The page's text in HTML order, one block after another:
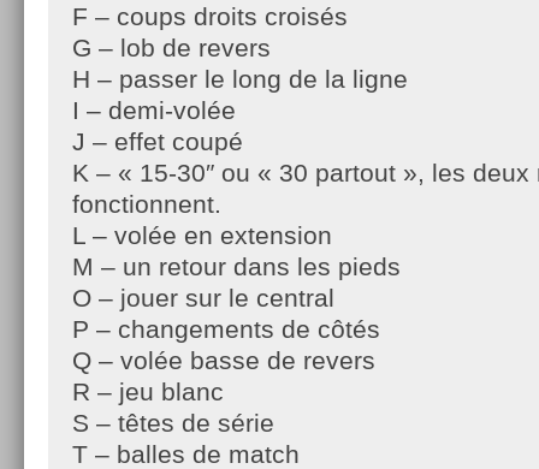
F – coups droits croisés
G – lob de revers
H – passer le long de la ligne
I – demi-volée
J – effet coupé
K – « 15-30″ ou « 30 partout », les deux
fonctionnent.
L – volée en extension
M – un retour dans les pieds
O – jouer sur le central
P – changements de côtés
Q – volée basse de revers
R – jeu blanc
S – têtes de série
T – balles de match